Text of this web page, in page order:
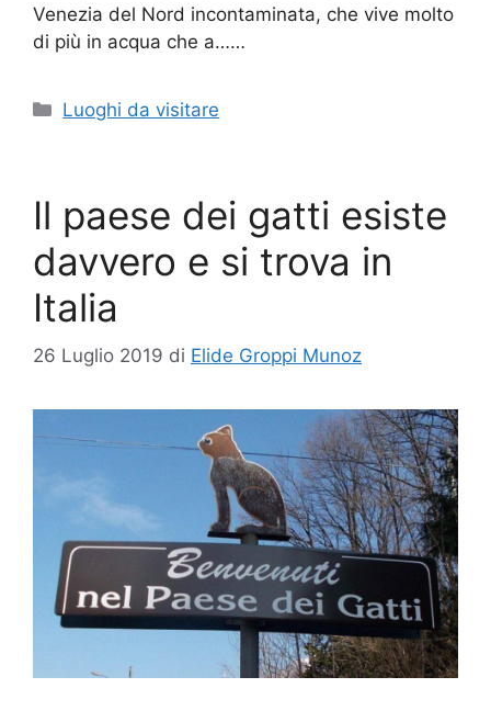
Venezia del Nord incontaminata, che vive molto
di più in acqua che a……
Categorie
Luoghi da visitare
Il paese dei gatti esiste
davvero e si trova in
Italia
26 Luglio 2019 di Elide Groppi Munoz